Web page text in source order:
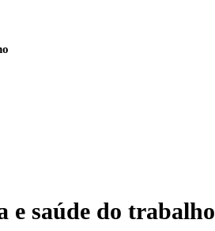
e saúde do trabalho